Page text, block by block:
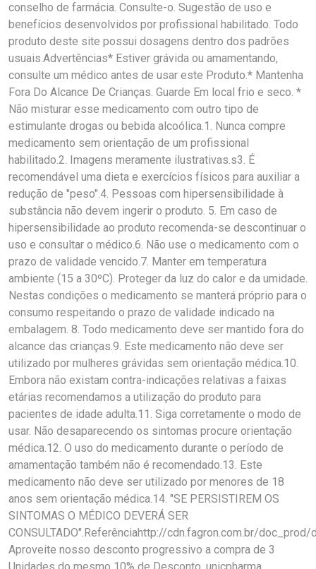
conselho de farmácia. Consulte-o. Sugestão de uso e
benefícios desenvolvidos por profissional habilitado. Todo
produto deste site possui dosagens dentro dos padrões
usuais.Advertências* Estiver grávida ou amamentando,
consulte um médico antes de usar este Produto.* Mantenha
Fora Do Alcance De Crianças. Guarde Em local frio e seco. *
Não misturar esse medicamento com outro tipo de
estimulante drogas ou bebida alcoólica.1. Nunca compre
medicamento sem orientação de um profissional
habilitado.2. Imagens meramente ilustrativas.s3. É
recomendável uma dieta e exercícios físicos para auxiliar a
redução de "peso".4. Pessoas com hipersensibilidade à
substância não devem ingerir o produto. 5. Em caso de
hipersensibilidade ao produto recomenda-se descontinuar o
uso e consultar o médico.6. Não use o medicamento com o
prazo de validade vencido.7. Manter em temperatura
ambiente (15 a 30ºC). Proteger da luz do calor e da umidade.
Nestas condições o medicamento se manterá próprio para o
consumo respeitando o prazo de validade indicado na
embalagem. 8. Todo medicamento deve ser mantido fora do
alcance das crianças.9. Este medicamento não deve ser
utilizado por mulheres grávidas sem orientação médica.10.
Embora não existam contra-indicações relativas a faixas
etárias recomendamos a utilização do produto para
pacientes de idade adulta.11. Siga corretamente o modo de
usar. Não desaparecendo os sintomas procure orientação
médica.12. O uso do medicamento durante o período de
amamentação também não é recomendado.13. Este
medicamento não deve ser utilizado por menores de 18
anos sem orientação médica.14. "SE PERSISTIREM OS
SINTOMAS O MÉDICO DEVERÁ SER
CONSULTADO".Referênciahttp://cdn.fagron.com.br/
Aproveite nosso desconto progressivo a compra de 3